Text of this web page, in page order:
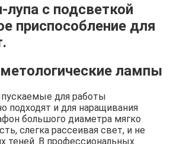
с подсветкой
приспособление для
лампы
для работы
подходят и для наращивания
большого диаметра мягко
слегка рассеивая свет, и не
теней. В профессиональных